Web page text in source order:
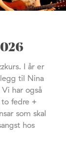
I år er
til Nina
har også
fedre +
som skal
hos